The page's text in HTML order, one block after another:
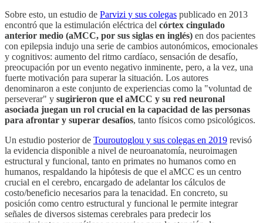
Sobre esto, un estudio de Parvizi y sus colegas publicado en 2013
encontró que la estimulación eléctrica del córtex cingulado
anterior medio (aMCC, por sus siglas en inglés) en dos pacientes
con epilepsia indujo una serie de cambios autonómicos, emocionales
y cognitivos: aumento del ritmo cardíaco, sensación de desafío,
preocupación por un evento negativo inminente, pero, a la vez, una
fuerte motivación para superar la situación. Los autores
denominaron a este conjunto de experiencias como la "voluntad de
perseverar" y sugirieron que el aMCC y su red neuronal
asociada juegan un rol crucial en la capacidad de las personas
para afrontar y superar desafíos, tanto físicos como psicológicos.
Un estudio posterior de Touroutoglou y sus colegas en 2019 revisó
la evidencia disponible a nivel de neuroanatomía, neuroimagen
estructural y funcional, tanto en primates no humanos como en
humanos, respaldando la hipótesis de que el aMCC es un centro
crucial en el cerebro, encargado de adelantar los cálculos de
costo/beneficio necesarios para la tenacidad. En concreto, su
posición como centro estructural y funcional le permite integrar
señales de diversos sistemas cerebrales para predecir los